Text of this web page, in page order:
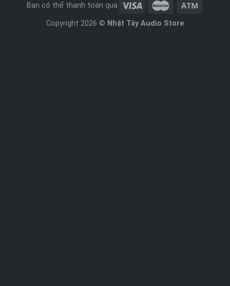
Bạn có thể thanh toán qua
Copyright 2026 © Nhật Tây Audio Store